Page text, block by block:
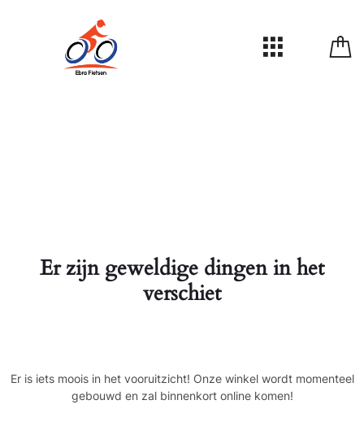
Er zijn geweldige dingen in het
verschiet
Er is iets moois in het vooruitzicht! Onze winkel wordt momenteel
gebouwd en zal binnenkort online komen!